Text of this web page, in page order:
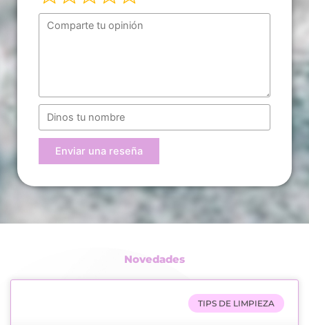
Enviar una reseña
Novedades
TIPS DE LIMPIEZA